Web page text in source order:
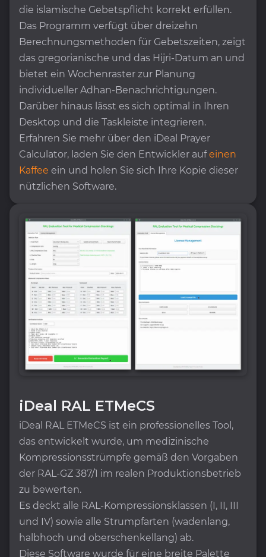
die islamische Gebetspflicht korrekt erfüllen.
Das Programm verfügt über dreizehn
Berechnungsmethoden für Gebetszeiten, zeigt
das gregorianische und das Hijri-Datum an und
bietet ein Wochenraster zur Planung
individueller Adhan-Benachrichtigungen.
Darüber hinaus lässt es sich optimal in Ihren
Desktop und die Taskleiste integrieren.
Erfahren Sie mehr über den iDeal Prayer
Calculator, laden Sie den Entwickler aufeinen
Kaffee ein und holen Sie sich Ihre Kopie dieser
nützlichen Software.
iDeal RAL ETMeCS
iDeal RAL ETMeCS ist ein professionelles Tool,
das entwickelt wurde, um medizinische
Kompressionsstrümpfe gemäß den Vorgaben
der RAL-GZ 387/1 im realen Produktionsbetrieb
zu bewerten.
Es deckt alle RAL-Kompressionsklassen (I, II, III
und IV) sowie alle Strumpfarten (wadenlang,
halbhoch und oberschenkellang) ab.
Diese Software wurde für eine breite Palette